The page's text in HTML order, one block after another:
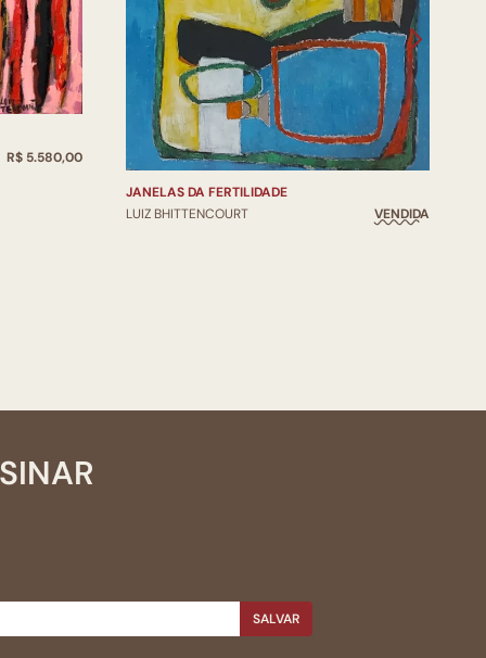
R$ 5.580,00
JANELAS DA FERTILIDADE
LUIZ BHITTENCOURT
VENDIDA
SALVAR